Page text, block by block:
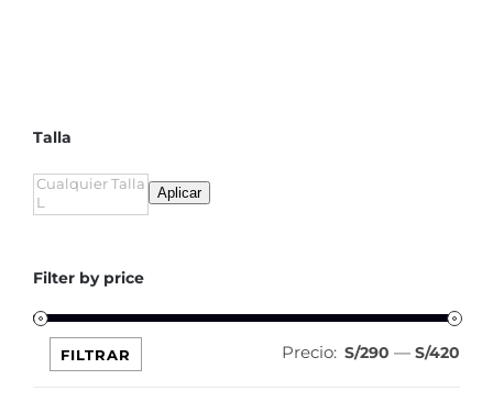
Talla
Aplicar
Filter by price
FILTRAR Precio: S/290 — S/420